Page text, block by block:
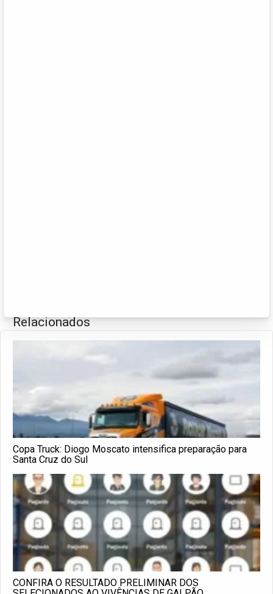
Relacionados
Copa Truck: Diogo Moscato intensifica preparação para
Santa Cruz do Sul
CONFIRA O RESULTADO PRELIMINAR DOS